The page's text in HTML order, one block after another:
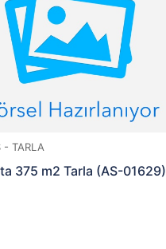
- TARLA
375 m2 Tarla (AS-01629)